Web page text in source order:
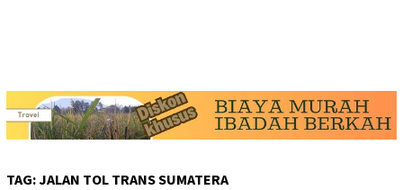
TAG:JALAN TOL TRANS SUMATERA